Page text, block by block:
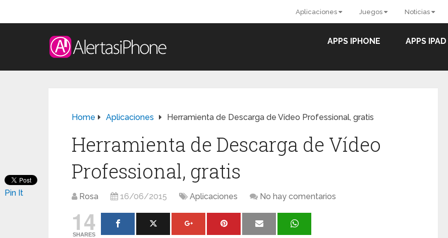
Aplicaciones Juegos Noticias
APPS IPHONE APPS IPAD
Home Aplicaciones Herramienta de Descarga de Vídeo Professional, gratis
Herramienta de Descarga de Vídeo
Professional, gratis
Rosa 16/06/2015 Aplicaciones No hay comentarios
14
SHARES
Pin It